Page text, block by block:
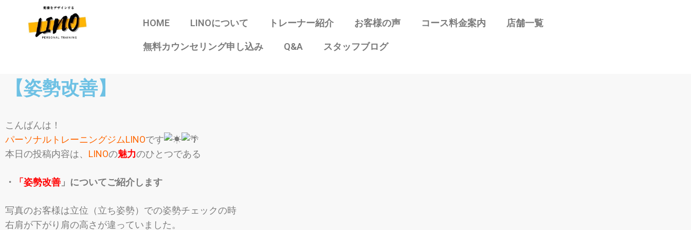
HOME LINOについて トレーナー紹介 お客様の声 コース料金案内 店舗一覧
無料カウンセリング申し込み Q&A スタッフブログ
【姿勢改善】
こんばんは！
パーソナルトレーニングジムLINOです
本日の投稿内容は、 LINOの魅力のひとつである
・ 「姿勢改善 」についてご紹介します
写真のお客様は立位（立ち姿勢）での姿勢チェックの時
右肩が下がり肩の高さが違っていました。